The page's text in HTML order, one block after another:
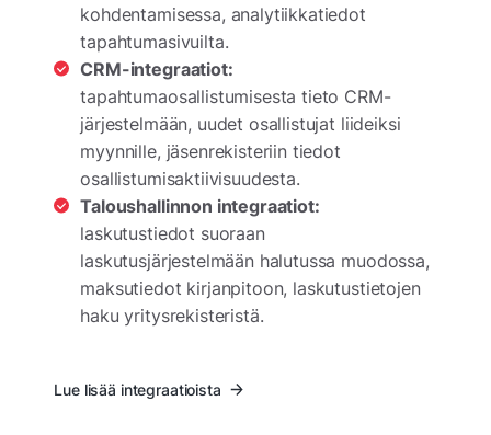
kohdentamisessa, analytiikkatiedot
tapahtumasivuilta.
CRM-integraatiot:
tapahtumaosallistumisesta tieto CRM-
järjestelmään, uudet osallistujat liideiksi
myynnille, jäsenrekisteriin tiedot
osallistumisaktiivisuudesta.
Taloushallinnon integraatiot:
laskutustiedot suoraan
laskutusjärjestelmään halutussa muodossa,
maksutiedot kirjanpitoon, laskutustietojen
haku yritysrekisteristä.
Lue lisää integraatioista